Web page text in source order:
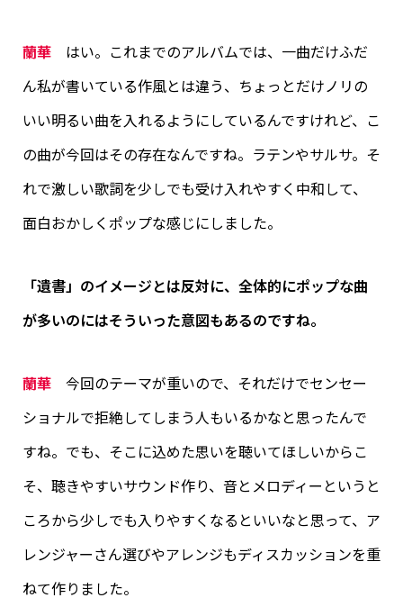
蘭華はい。これまでのアルバムでは、一曲だけふだ
ん私が書いている作風とは違う、ちょっとだけノリの
いい明るい曲を入れるようにしているんですけれど、こ
の曲が今回はその存在なんですね。ラテンやサルサ。そ
れで激しい歌詞を少しでも受け入れやすく中和して、
面白おかしくポップな感じにしました。
「遺書」のイメージとは反対に、全体的にポップな曲
が多いのにはそういった意図もあるのですね。
蘭華今回のテーマが重いので、それだけでセンセー
ショナルで拒絶してしまう人もいるかなと思ったんで
すね。でも、そこに込めた思いを聴いてほしいからこ
そ、聴きやすいサウンド作り、音とメロディーというと
ころから少しでも入りやすくなるといいなと思って、ア
レンジャーさん選びやアレンジもディスカッションを重
ねて作りました。